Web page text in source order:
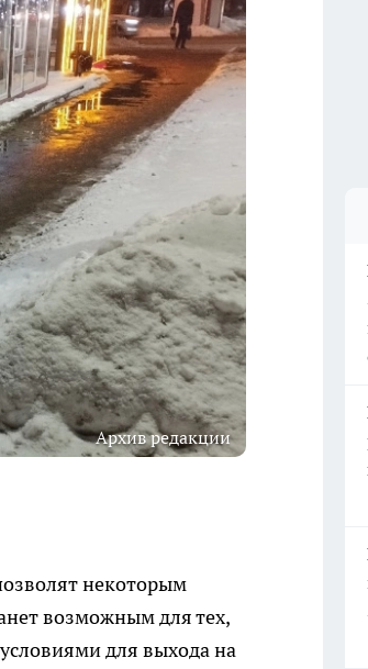
Архив редакции
некоторым
возможным для тех,
для выхода на